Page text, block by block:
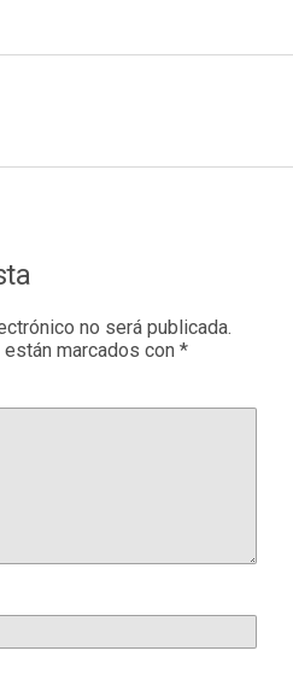
no será publicada.
marcados con *